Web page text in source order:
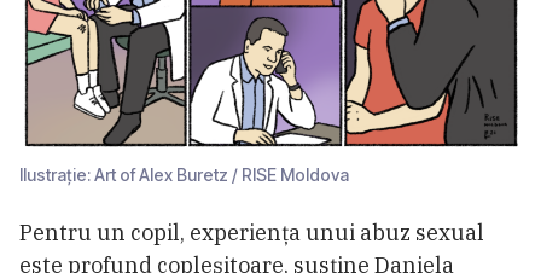
Ilustrație: Art of Alex Buretz / RISE Moldova
Pentru un copil, experiența unui abuz sexual
este profund copleșitoare, susține Daniela